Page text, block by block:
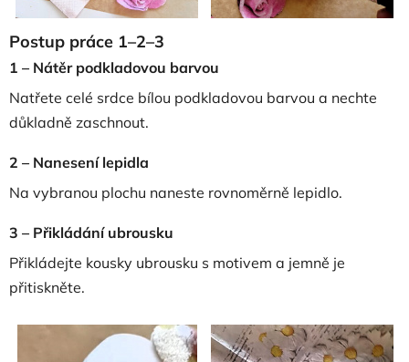
Postup práce 1–2–3
1 – Nátěr podkladovou barvou
Natřete celé srdce bílou podkladovou barvou a nechte
důkladně zaschnout.
2 – Nanesení lepidla
Na vybranou plochu naneste rovnoměrně lepidlo.
3 – Přikládání ubrousku
Přikládejte kousky ubrousku s motivem a jemně je
přitiskněte.